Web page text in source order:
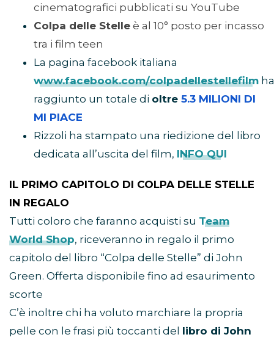
cinematografici pubblicati su YouTube
Colpa delle Stelle è al 10° posto per incasso
tra i film teen
La pagina facebook italiana
www.facebook.com/colpadellestellefilm ha
raggiunto un totale di oltre 5.3 MILIONI DI
MI PIACE
Rizzoli ha stampato una riedizione del libro
dedicata all’uscita del film, INFO QUI
IL PRIMO CAPITOLO DI COLPA DELLE STELLE
IN REGALO
Tutti coloro che faranno acquisti su Team
World Shop, riceveranno in regalo il primo
capitolo del libro “Colpa delle Stelle” di John
Green. Offerta disponibile fino ad esaurimento
scorte
C’è inoltre chi ha voluto marchiare la propria
pelle con le frasi più toccanti del libro di John